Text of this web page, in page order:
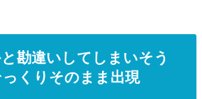
勘違いしてしまいそう
くりそのまま出現